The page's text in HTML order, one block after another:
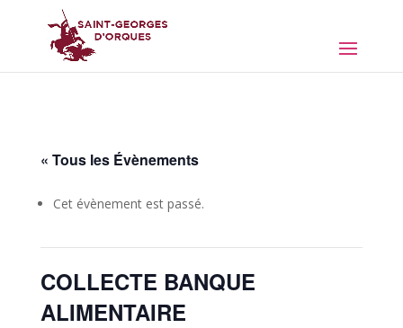
« Tous les Évènements
Cet évènement est passé.
COLLECTE BANQUE
ALIMENTAIRE